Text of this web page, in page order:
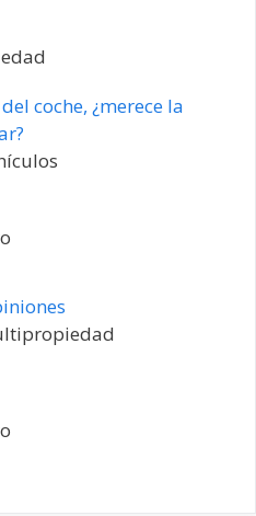
coche, ¿merece la